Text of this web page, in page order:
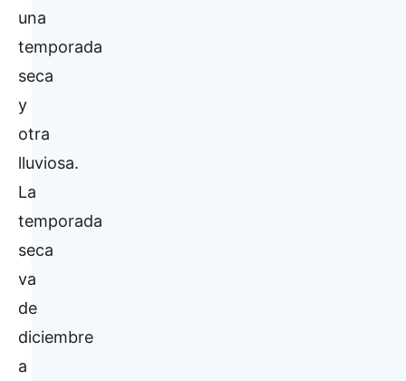
una
temporada
seca
y
otra
lluviosa.
La
temporada
seca
va
de
diciembre
a